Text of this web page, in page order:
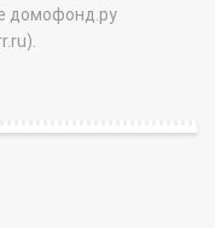
домофонд.ру